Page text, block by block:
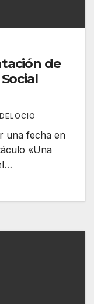
de
una fecha en
«Una